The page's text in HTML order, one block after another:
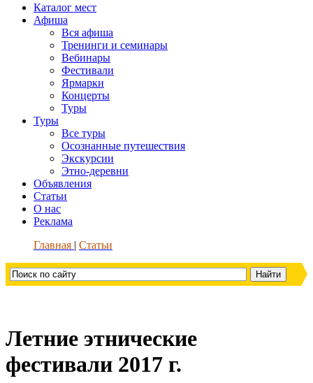
Каталог мест
Афиша
Вся афиша
Тренинги и семинары
Вебинары
Фестивали
Ярмарки
Концерты
Туры
Туры
Все туры
Осознанные путешествия
Экскурсии
Этно-деревни
Объявления
Статьи
О нас
Реклама
Главная
Статьи
Летние этнические
фестивали 2017 г.